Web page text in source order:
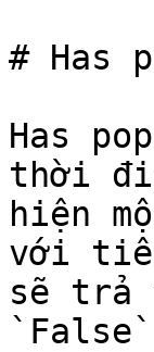
# Has
Has
thời
hiện
với
sẽ trả